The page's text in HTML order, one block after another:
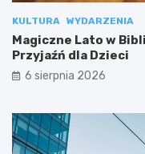
KULTURA WYDARZENIA
Magiczne Lato w
Przyjaźń dla Dzieci
6 sierpnia 2026